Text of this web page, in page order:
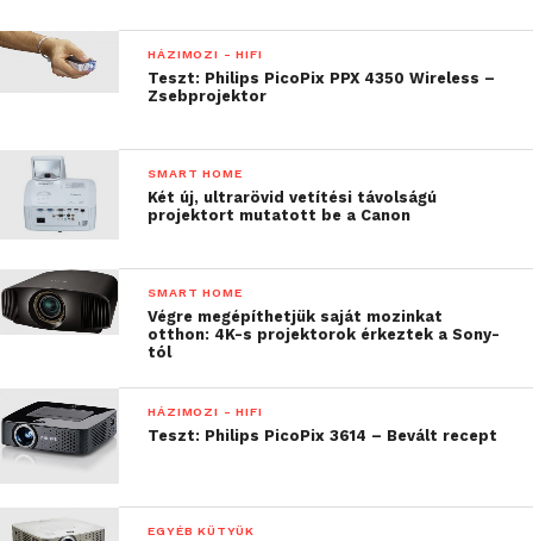
HÁZIMOZI - HIFI
Teszt: Philips PicoPix PPX 4350 Wireless –
Zsebprojektor
SMART HOME
Két új, ultrarövid vetítési távolságú
projektort mutatott be a Canon
SMART HOME
Végre megépíthetjük saját mozinkat
otthon: 4K-s projektorok érkeztek a Sony-
tól
HÁZIMOZI - HIFI
Teszt: Philips PicoPix 3614 – Bevált recept
EGYÉB KÜTYÜK